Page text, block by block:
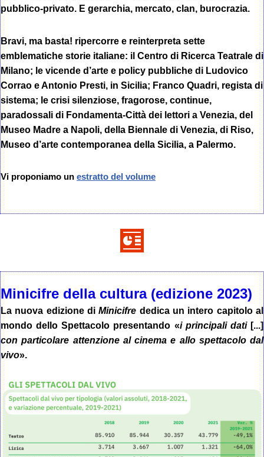
pubblico-privato. E gerarchia, mercato, clan, burocrazia.
Bravi, ma basta! ripercorre e reinterpreta sette
emblematiche storie italiane: il Centro di Ricerca Teatrale di
Milano; le vicende d’arte e policy pubbliche di Ludovico
Corrao e Antonio Presti, in Sicilia; Franco Quadri, regista di
sistema; le crisi silenziose, fragorose, continue,
paradossali di Fondamenta-Città dei lettori a Venezia, del
Museo Madre a Napoli, della Biennale di Venezia, di Riso,
Museo d’arte contemporanea della Sicilia, a Palermo.
Vi proponiamo un estratto del volume
Minicifre della cultura (edizione 2023)
La nuova edizione diMinicifre dedica un intero capitolo al
mondo dello Spettacolo presentando «i principali dati[...]
con particolare attenzione al cinema e allo spettacolo dal
vivo».